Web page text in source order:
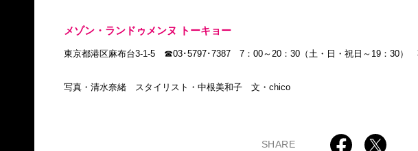
メゾン・ランドゥメンヌ トーキョー
東京都港区麻布台3-1-5 ☎03･5797･7387 7：00～20：30（土・日・祝日～19：30）
写真・清水奈緒 スタイリスト・中根美和子 文・chico
SHARE